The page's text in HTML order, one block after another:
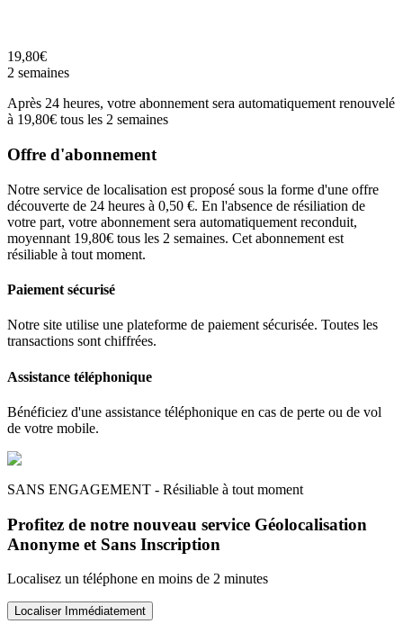
19,80€
2 semaines
Après 24 heures, votre abonnement sera automatiquement renouvelé
à 19,80€ tous les 2 semaines
Offre d'abonnement
Notre service de localisation est proposé sous la forme d'une offre
découverte de 24 heures à 0,50 €. En l'absence de résiliation de
votre part, votre abonnement sera automatiquement reconduit,
moyennant 19,80€ tous les 2 semaines. Cet abonnement est
résiliable à tout moment.
Paiement sécurisé
Notre site utilise une plateforme de paiement sécurisée. Toutes les
transactions sont chiffrées.
Assistance téléphonique
Bénéficiez d'une assistance téléphonique en cas de perte ou de vol
de votre mobile.
SANS ENGAGEMENT - Résiliable à tout moment
Profitez de notre nouveau service Géolocalisation
Anonyme et Sans Inscription
Localisez un téléphone en moins de 2 minutes
Localiser Immédiatement